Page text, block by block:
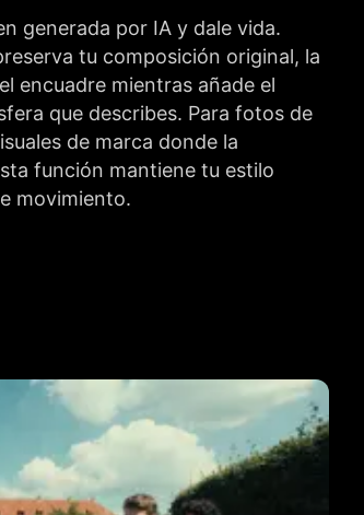
generada por IA y dale vida.
tu composición original, la
encuadre mientras añade el
que describes. Para fotos de
de marca donde la
función mantiene tu estilo
movimiento.